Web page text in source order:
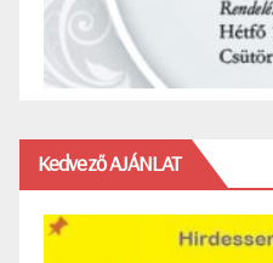
Kedvező AJÁNLAT